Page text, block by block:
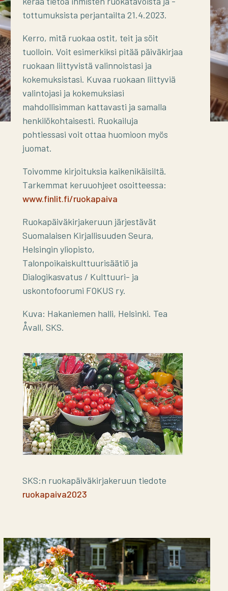
tottumuksista perjantailta 21.4.2023.
Kerro, mitä ruokaa ostit, teit ja söit
tuolloin. Voit esimerkiksi pitää päiväkirjaa
ruokaan liittyvistä valinnoistasi ja
kokemuksistasi. Kuvaa ruokaan liittyviä
valintojasi ja kokemuksiasi
mahdollisimman kattavasti ja samalla
henkilökohtaisesti. Ruokailuja
pohtiessasi voit ottaa huomioon myös
juomat.
Toivomme kirjoituksia kaikenikäisiltä.
Tarkemmat keruuohjeet osoitteessa:
www.finlit.fi/ruokapaiva
Ruokapäiväkirjakeruun järjestävät
Suomalaisen Kirjallisuuden Seura,
Helsingin yliopisto,
Talonpoikaiskulttuurisäätiö ja
Dialogikasvatus / Kulttuuri- ja
uskontofoorumi FOKUS ry.
Kuva: Hakaniemen halli, Helsinki. Tea
Åvall, SKS.
SKS:n ruokapäiväkirjakeruun tiedote
ruokapaiva2023